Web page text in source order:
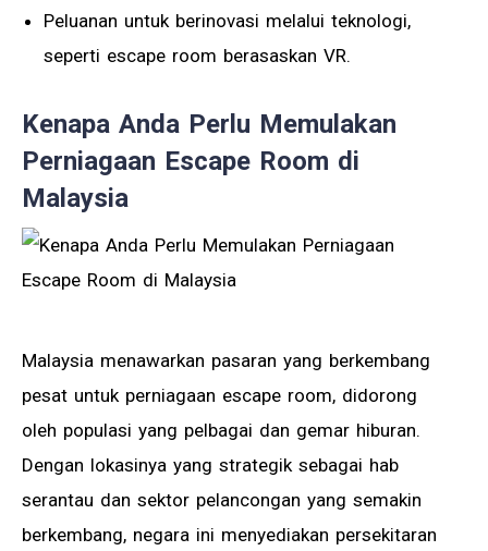
Peluanan untuk berinovasi melalui teknologi,
seperti escape room berasaskan VR.
Kenapa Anda Perlu Memulakan
Perniagaan Escape Room di
Malaysia
Malaysia menawarkan pasaran yang berkembang
pesat untuk perniagaan escape room, didorong
oleh populasi yang pelbagai dan gemar hiburan.
Dengan lokasinya yang strategik sebagai hab
serantau dan sektor pelancongan yang semakin
berkembang, negara ini menyediakan persekitaran